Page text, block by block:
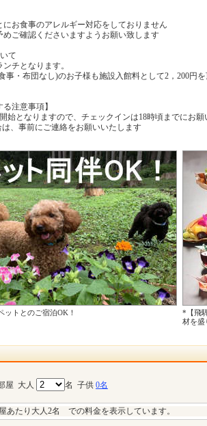
にお食事のアレルギー対応をしておりません
めご確認くださいますようお願い致します
て
チとなります。
事・布団なし)のお子様も施設入館料として2，200
る注意事項】
始となりますので、チェックインは18時頃までにお願
、事前にご連絡をお願いいたします
ットとのご宿泊OK！
*【飛
材を盛
屋 大人 名 子供 0名
あたり大人2名 での料金を表示しています。